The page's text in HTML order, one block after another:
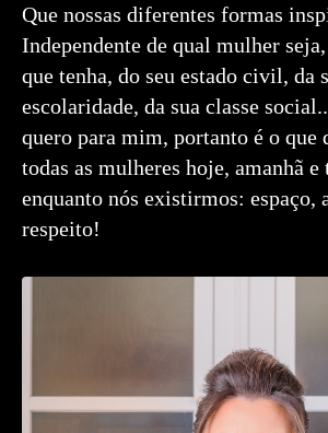
Que nossas diferentes formas
Independente de qual mulher
que tenha, do seu estado civil, da
escolaridade, da sua classe
quero para mim, portanto é o que
todas as mulheres hoje, amanhã e
enquanto nós existirmos: espaço,
respeito!